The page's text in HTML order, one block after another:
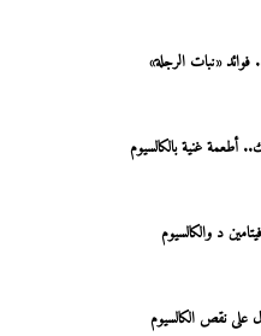
فوائد «نبات الرجلة»
أطعمة غنية بالكالسيوم
د والكالسيوم
نقص الكالسيوم